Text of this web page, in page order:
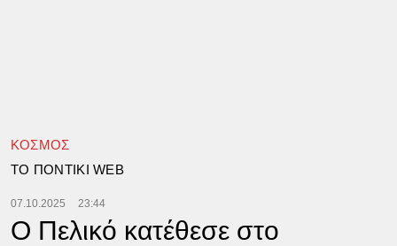
ΚΟΣΜΟΣ
TΟ ΠΟΝΤΙΚΙ WEB
07.10.2025 23:44
Ο Πελικό κατέθεσε στο